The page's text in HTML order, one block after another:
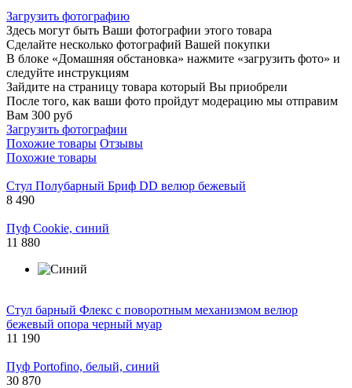
Загрузить фотографию
Здесь могут быть Ваши фотографии этого товара
Сделайте несколько фотографий Вашей покупки
В блоке «Домашняя обстановка» нажмите «загрузить фото» и
следуйте инструкциям
Зайдите на страницу товара который Вы приобрели
После того, как ваши фото пройдут модерацию мы отправим
Вам 300 руб
Загрузить фотографии
Похожие товары Отзывы
Похожие товары
Стул Полубарный Бриф DD велюр бежевый
8 490
Пуф Cookie, синий
11 880
Стул барный Флекс с поворотным механизмом велюр
бежевый опора черный муар
11 190
Пуф Portofino, белый, синий
30 870